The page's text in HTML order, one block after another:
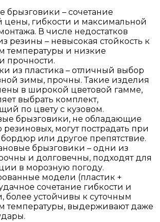
брызговики – сочетание
цены, гибкости и максимальной
В числе недостатков
резины – невысокая стойкость к
температуры и низкие
прочности.
из пластика – отличный выбор
зимы, прочны. Такие изделия
в широкой цветовой гамме,
выбрать комплект,
по цвету с кузовом.
брызговики, не обладающие
резиновых, могут пострадать при
бордюр или другое препятствие.
брызговики – одни из
и долговечны, подходят для
в морозную погоду.
модели (пластик +
сочетание гибкости и
более устойчивы к суточным
температуры, выдерживают даже